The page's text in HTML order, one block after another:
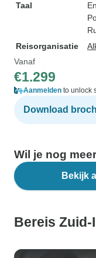
Taal
Reisorganisatie
Vanaf
€1.299
Aanmelden to unlock
Download
Wil je nog
Bekijk
Bereis